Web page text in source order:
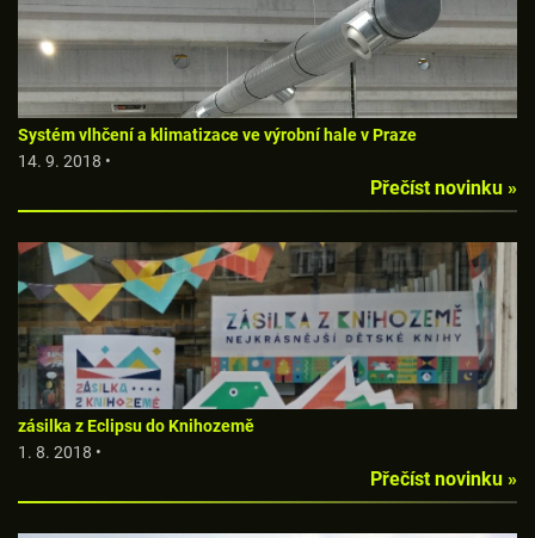
Systém vlhčení a klimatizace ve výrobní hale v Praze
14. 9. 2018 •
Přečíst novinku »
zásilka z Eclipsu do Knihozemě
1. 8. 2018 •
Přečíst novinku »